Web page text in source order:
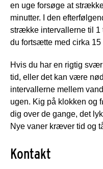
en uge forsøge at
minutter. I den
strække intervallerne til 1
du fortsætte med cirka 15
Hvis du har en rigtig
tid, eller det kan være
intervallerne mellem
ugen. Kig på klokken og
dig over de gange, det
Nye vaner kræver tid og
Kontakt